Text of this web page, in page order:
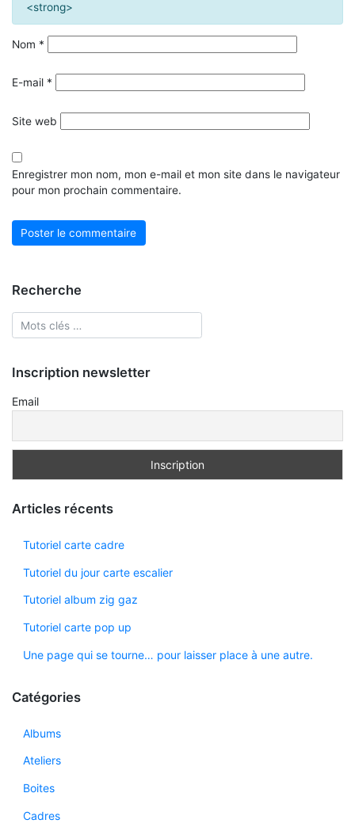
<strong>
Nom *
E-mail *
Site web
Enregistrer mon nom, mon e-mail et mon site dans le navigateur
pour mon prochain commentaire.
Recherche
Inscription newsletter
Email
Articles récents
Tutoriel carte cadre
Tutoriel du jour carte escalier
Tutoriel album zig gaz
Tutoriel carte pop up
Une page qui se tourne… pour laisser place à une autre.
Catégories
Albums
Ateliers
Boites
Cadres